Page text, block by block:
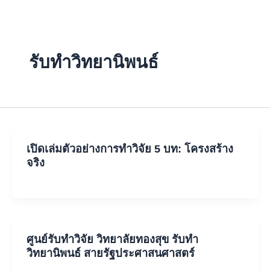
รับทำวิทยานิพนธ์
เปิดเล่มตัวอย่างการทำวิจัย 5 บท: โครงสร้าง
จริง
ศูนย์รับทำวิจัย วิทยาลัยทองสุข รับทำ
วิทยานิพนธ์ สายรัฐประศาสนศาสตร์